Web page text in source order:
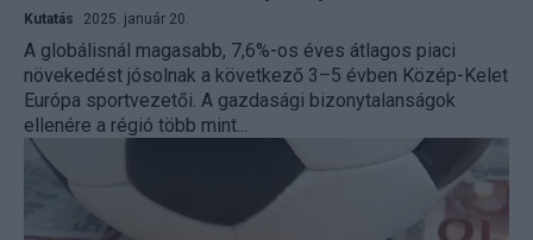
Kutatás 2025. január 20.
A globálisnál magasabb, 7,6%-os éves átlagos piaci
növekedést jósolnak a következő 3–5 évben Közép-Kelet
Európa sportvezetői. A gazdasági bizonytalanságok
ellenére a régió több mint...